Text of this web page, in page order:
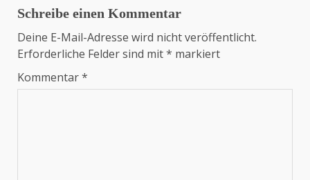
Schreibe einen Kommentar
Deine E-Mail-Adresse wird nicht veröffentlicht.
Erforderliche Felder sind mit* markiert
Kommentar*